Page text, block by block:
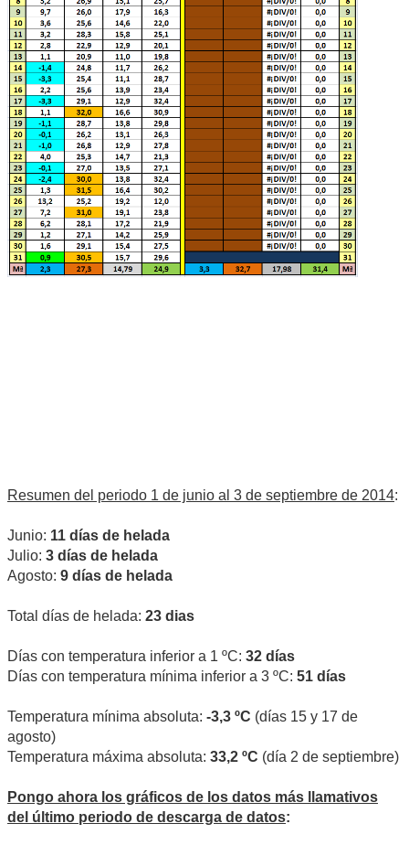
Resumen del periodo 1 de junio al 3 de septiembre de 2014:
Junio: 11 días de helada
Julio: 3 días de helada
Agosto: 9 días de helada
Total días de helada: 23 dias
Días con temperatura inferior a 1 ºC: 32 días
Días con temperatura mínima inferior a 3 ºC: 51 días
Temperatura mínima absoluta: -3,3 ºC (días 15 y 17 de
agosto)
Temperatura máxima absoluta: 33,2 ºC (día 2 de septiembre)
Pongo ahora los gráficos de los datos más llamativos
del último periodo de descarga de datos: